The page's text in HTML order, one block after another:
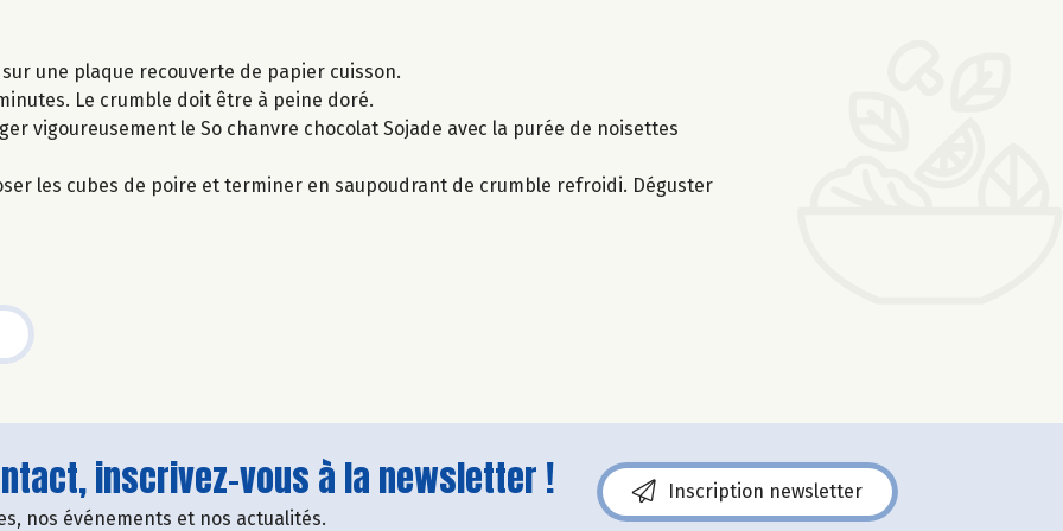
une plaque recouverte de papier cuisson.
Le crumble doit être à peine doré.
vigoureusement le So chanvre chocolat Sojade avec la purée de noisettes
les cubes de poire et terminer en saupoudrant de crumble refroidi. Déguster
inscrivez-vous à la newsletter !
nos événements et nos actualités.
Inscription newsletter